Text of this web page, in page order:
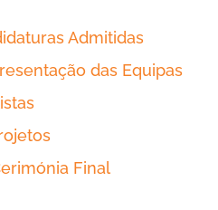
Admitidas
das Equipas
Final